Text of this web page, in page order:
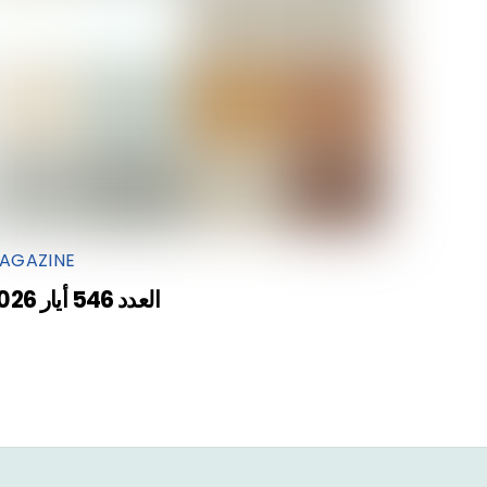
العدد 546 أيار 2026